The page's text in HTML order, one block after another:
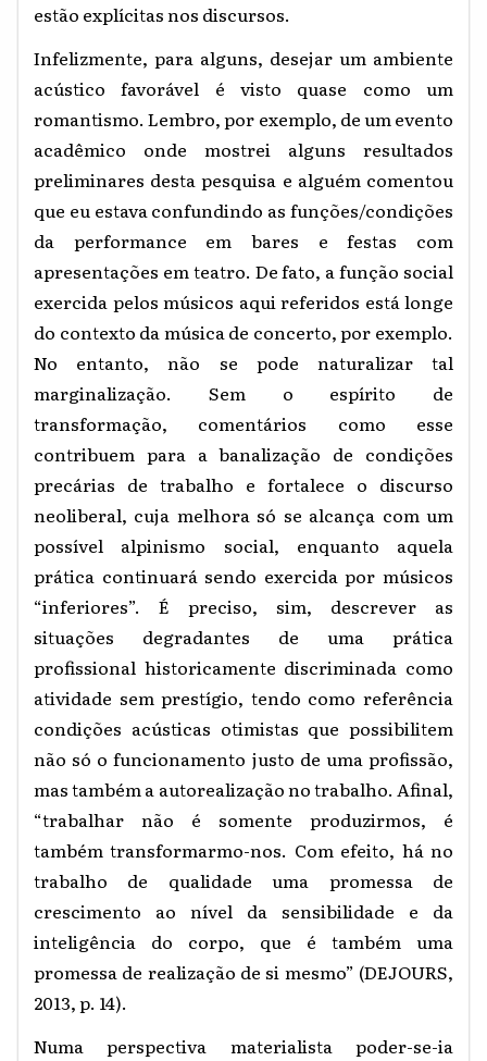
estão explícitas nos discursos.
Infelizmente, para alguns, desejar um ambiente
acústico favorável é visto quase como um
romantismo. Lembro, por exemplo, de um evento
acadêmico onde mostrei alguns resultados
preliminares desta pesquisa e alguém comentou
que eu estava confundindo as funções/condições
da performance em bares e festas com
apresentações em teatro. De fato, a função social
exercida pelos músicos aqui referidos está longe
do contexto da música de concerto, por exemplo.
No entanto, não se pode naturalizar tal
marginalização. Sem o espírito de
transformação, comentários como esse
contribuem para a banalização de condições
precárias de trabalho e fortalece o discurso
neoliberal, cuja melhora só se alcança com um
possível alpinismo social, enquanto aquela
prática continuará sendo exercida por músicos
“inferiores”. É preciso, sim, descrever as
situações degradantes de uma prática
profissional historicamente discriminada como
atividade sem prestígio, tendo como referência
condições acústicas otimistas que possibilitem
não só o funcionamento justo de uma profissão,
mas também a autorealização no trabalho. Afinal,
“trabalhar não é somente produzirmos, é
também transformarmo-nos. Com efeito, há no
trabalho de qualidade uma promessa de
crescimento ao nível da sensibilidade e da
inteligência do corpo, que é também uma
promessa de realização de si mesmo” (DEJOURS,
2013, p. 14).
Numa perspectiva materialista poder-se-ia